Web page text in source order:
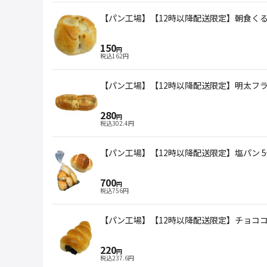
【パン工場】【12時以降配送限定】朝食く
150円
税込162円
【パン工場】【12時以降配送限定】明太フ
280円
税込302.4円
【パン工場】【12時以降配送限定】塩パン
700円
税込756円
【パン工場】【12時以降配送限定】チョコ
220円
税込237.6円